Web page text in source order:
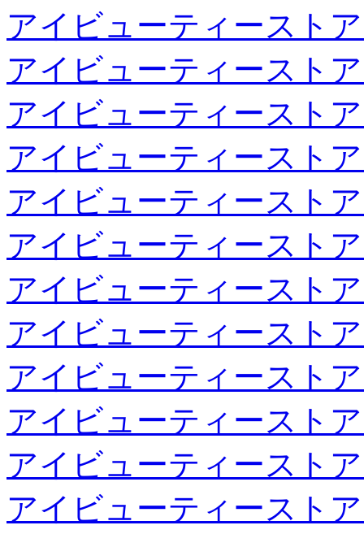
アイビューティースト
アイビューティースト
アイビューティースト
アイビューティースト
アイビューティースト
アイビューティースト
アイビューティースト
アイビューティースト
アイビューティースト
アイビューティースト
アイビューティースト
アイビューティースト